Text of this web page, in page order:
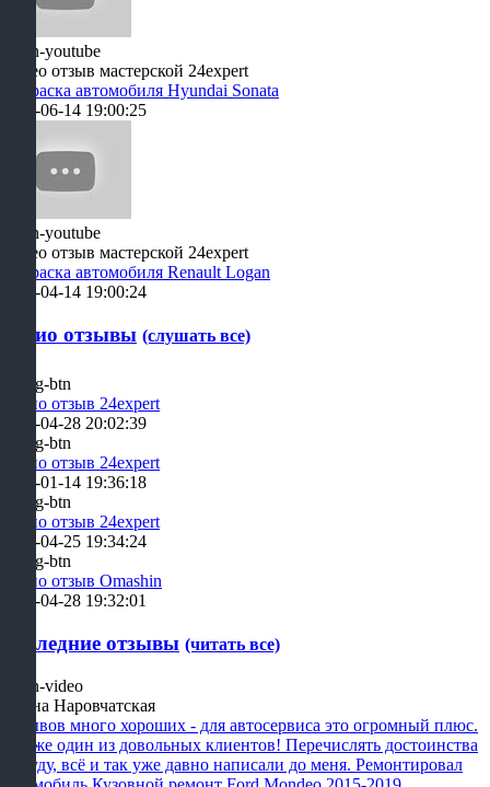
Видео отзыв мастерской 24expert
Покраска автомобиля Hyundai Sonata
2021-06-14 19:00:25
Видео отзыв мастерской 24expert
Покраска автомобиля Renault Logan
2021-04-14 19:00:24
Аудио отзывы (слушать все)
Аудио отзыв 24expert
2019-04-28 20:02:39
Аудио отзыв 24expert
2019-01-14 19:36:18
Аудио отзыв 24expert
2019-04-25 19:34:24
Аудио отзыв Omashin
2019-04-28 19:32:01
Последние отзывы (читать все)
Алина Наровчатская
Отзывов много хороших - для автосервиса это огромный плюс.
Я тоже один из довольных клиентов! Перечислять достоинства
не буду, всё и так уже давно написали до меня. Ремонтировал